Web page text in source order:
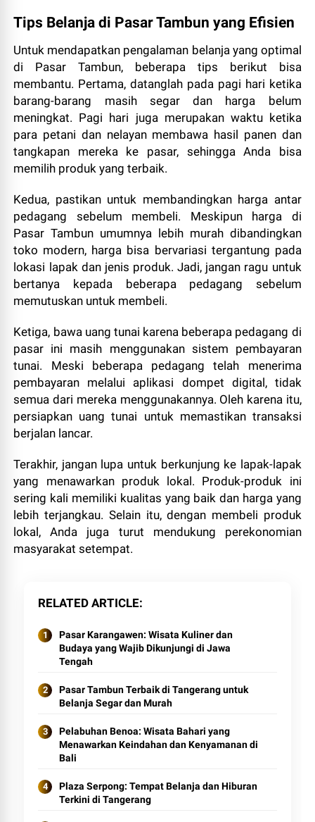
Tips Belanja di Pasar Tambun yang Efisien
Untuk mendapatkan pengalaman belanja yang optimal
di Pasar Tambun, beberapa tips berikut bisa
membantu. Pertama, datanglah pada pagi hari ketika
barang-barang masih segar dan harga belum
meningkat. Pagi hari juga merupakan waktu ketika
para petani dan nelayan membawa hasil panen dan
tangkapan mereka ke pasar, sehingga Anda bisa
memilih produk yang terbaik.
Kedua, pastikan untuk membandingkan harga antar
pedagang sebelum membeli. Meskipun harga di
Pasar Tambun umumnya lebih murah dibandingkan
toko modern, harga bisa bervariasi tergantung pada
lokasi lapak dan jenis produk. Jadi, jangan ragu untuk
bertanya kepada beberapa pedagang sebelum
memutuskan untuk membeli.
Ketiga, bawa uang tunai karena beberapa pedagang di
pasar ini masih menggunakan sistem pembayaran
tunai. Meski beberapa pedagang telah menerima
pembayaran melalui aplikasi dompet digital, tidak
semua dari mereka menggunakannya. Oleh karena itu,
persiapkan uang tunai untuk memastikan transaksi
berjalan lancar.
Terakhir, jangan lupa untuk berkunjung ke lapak-lapak
yang menawarkan produk lokal. Produk-produk ini
sering kali memiliki kualitas yang baik dan harga yang
lebih terjangkau. Selain itu, dengan membeli produk
lokal, Anda juga turut mendukung perekonomian
masyarakat setempat.
RELATED ARTICLE
Pasar Karangawen: Wisata Kuliner dan
Budaya yang Wajib Dikunjungi di Jawa
Tengah
Pasar Tambun Terbaik di Tangerang untuk
Belanja Segar dan Murah
Pelabuhan Benoa: Wisata Bahari yang
Menawarkan Keindahan dan Kenyamanan di
Bali
Plaza Serpong: Tempat Belanja dan Hiburan
Terkini di Tangerang